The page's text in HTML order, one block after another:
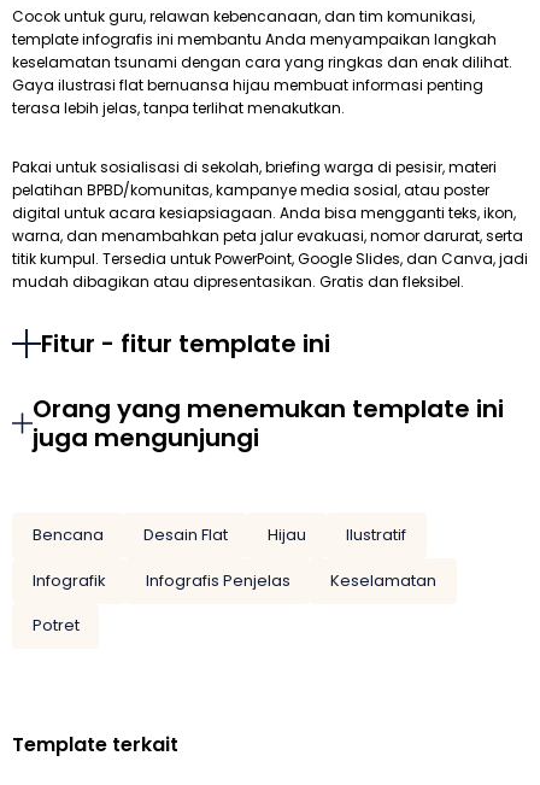
Cocok untuk guru, relawan kebencanaan, dan tim komunikasi,
template infografis ini membantu Anda menyampaikan langkah
keselamatan tsunami dengan cara yang ringkas dan enak dilihat.
Gaya ilustrasi flat bernuansa hijau membuat informasi penting
terasa lebih jelas, tanpa terlihat menakutkan.
Pakai untuk sosialisasi di sekolah, briefing warga di pesisir, materi
pelatihan BPBD/komunitas, kampanye media sosial, atau poster
digital untuk acara kesiapsiagaan. Anda bisa mengganti teks, ikon,
warna, dan menambahkan peta jalur evakuasi, nomor darurat, serta
titik kumpul. Tersedia untuk PowerPoint, Google Slides, dan Canva, jadi
mudah dibagikan atau dipresentasikan. Gratis dan fleksibel.
Fitur - fitur template ini
Orang yang menemukan template ini
juga mengunjungi
Bencana Desain Flat Hijau
Ilustratif
Infografik
Infografis Penjelas
Keselamatan
Potret
Template terkait